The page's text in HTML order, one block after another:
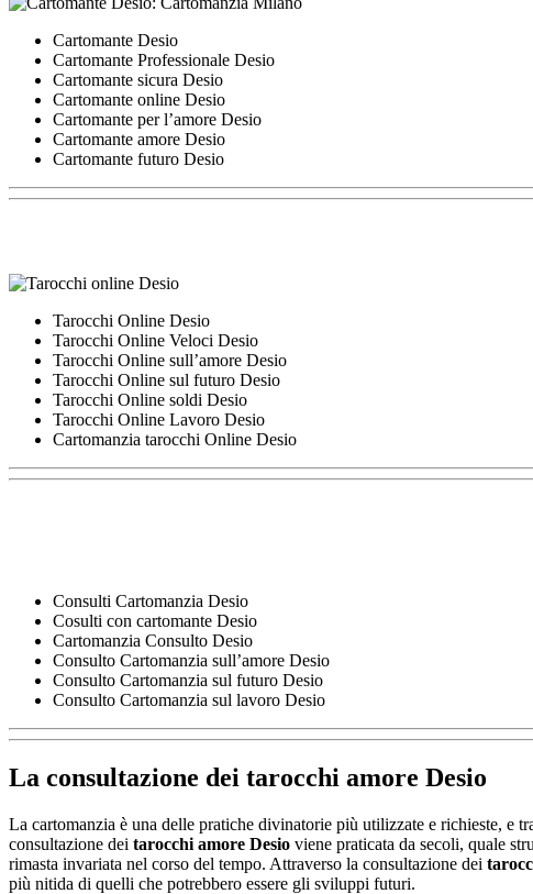
Cartomante Desio
Cartomante Professionale Desio
Cartomante sicura Desio
Cartomante online Desio
Cartomante per l’amore Desio
Cartomante amore Desio
Cartomante futuro Desio
Tarocchi Online Desio
Tarocchi Online Veloci Desio
Tarocchi Online sull’amore Desio
Tarocchi Online sul futuro Desio
Tarocchi Online soldi Desio
Tarocchi Online Lavoro Desio
Cartomanzia tarocchi Online Desio
Consulti Cartomanzia Desio
Cosulti con cartomante Desio
Cartomanzia Consulto Desio
Consulto Cartomanzia sull’amore Desio
Consulto Cartomanzia sul futuro Desio
Consulto Cartomanzia sul lavoro Desio
La consultazione dei tarocchi amore Desio
La cartomanzia è una delle pratiche divinatorie più utilizzate e richieste, e
consultazione dei tarocchi amore Desio viene praticata da secoli, quale
rimasta invariata nel corso del tempo. Attraverso la consultazione dei
più nitida di quelli che potrebbero essere gli sviluppi futuri.